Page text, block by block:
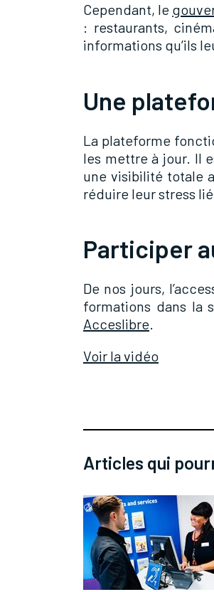
Cependant, le
: restaurants,
informations qu’ils
Une
La plateforme
les mettre à jour. Il
une visibilité totale
réduire leur stress
Participer
De nos jours,
formations dans la
Acceslibre.
Voir la vidéo
Articles qui